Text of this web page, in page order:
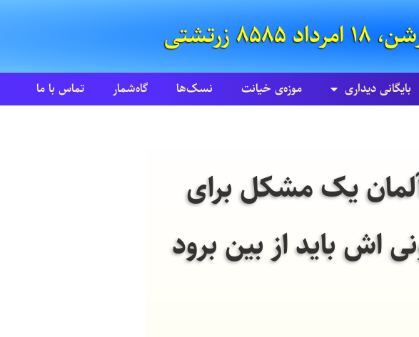
زرتشتی
بایگانی ديداری موزه‌ی خیانت نسک‌ها گاه‌شمار تماس با ما
یک مشکل برای
اش باید از بین برود